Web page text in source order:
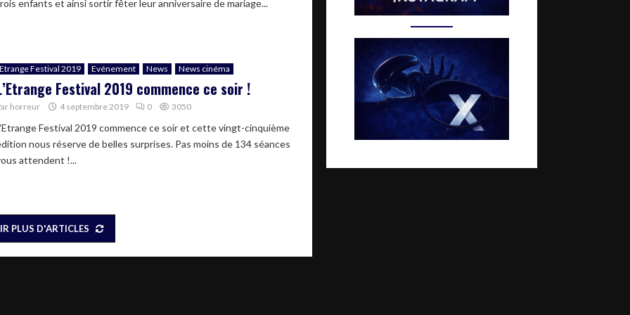
enfants et ainsi sortir fêter leur anniversaire de mariage...
Etrange Festival 2019 Evénement News News cinéma
Festival 2019 commence ce soir !
horreur 4 septembre 2019 0 3050
Festival 2019 commence ce soir et cette vingt-cinquième
nous réserve de belles surprises. Pas moins de 134 séances
attendent !...
PLUS D'ARTICLES